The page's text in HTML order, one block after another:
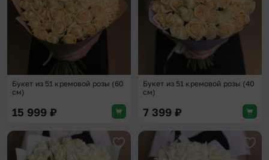
Букет из 51 кремовой розы (60
см)
15 999 ₽
Букет из 51 кремовой розы (40
см)
7 399 ₽
Добавить в избранное